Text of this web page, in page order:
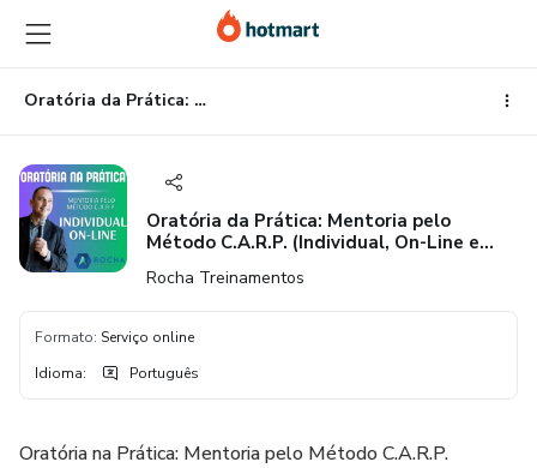
para
o
conteúdo
principal
para
o
pagamento
para
o
rodapé
Oratória da Prática: Mentoria pelo Método C.A.R.P. (Individual, On-Line e síncrono)
Oratória da Prática: Mentoria pelo
Método C.A.R.P. (Individual, On-Line e
Rocha Treinamentos
Formato: Serviço online
Idioma: Português
Oratória na Prática: Mentoria pelo Método C.A.R.P.